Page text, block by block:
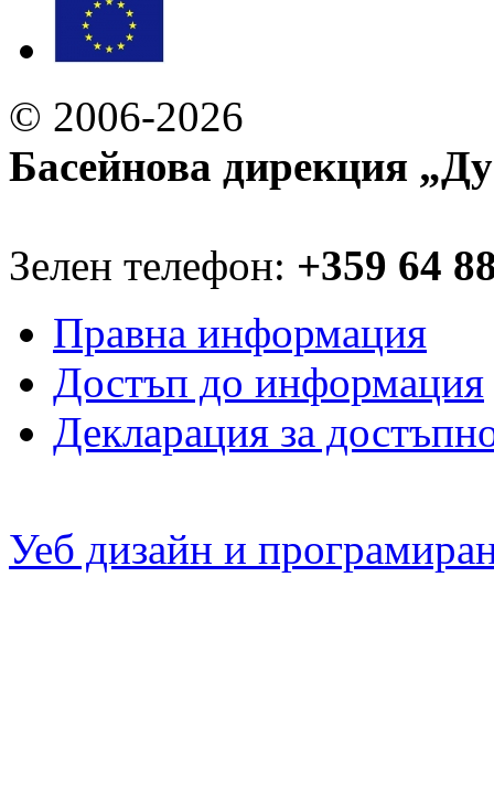
© 2006-2026
Басейнова дирекция
Зелен телефон: +359 64
Правна информация
Достъп до информация
Декларация за
Уеб дизайн и